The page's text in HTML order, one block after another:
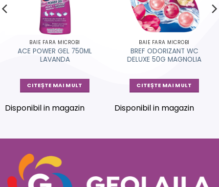
BAIE FARA MICROBI
ACE POWER GEL 750ML
LAVANDA
CITEȘTE MAI MULT
Disponibil in magazin
BAIE FARA MICROBI
BREF ODORIZANT WC
DELUXE 50G MAGNOLIA
CITEȘTE MAI MULT
Disponibil in magazin